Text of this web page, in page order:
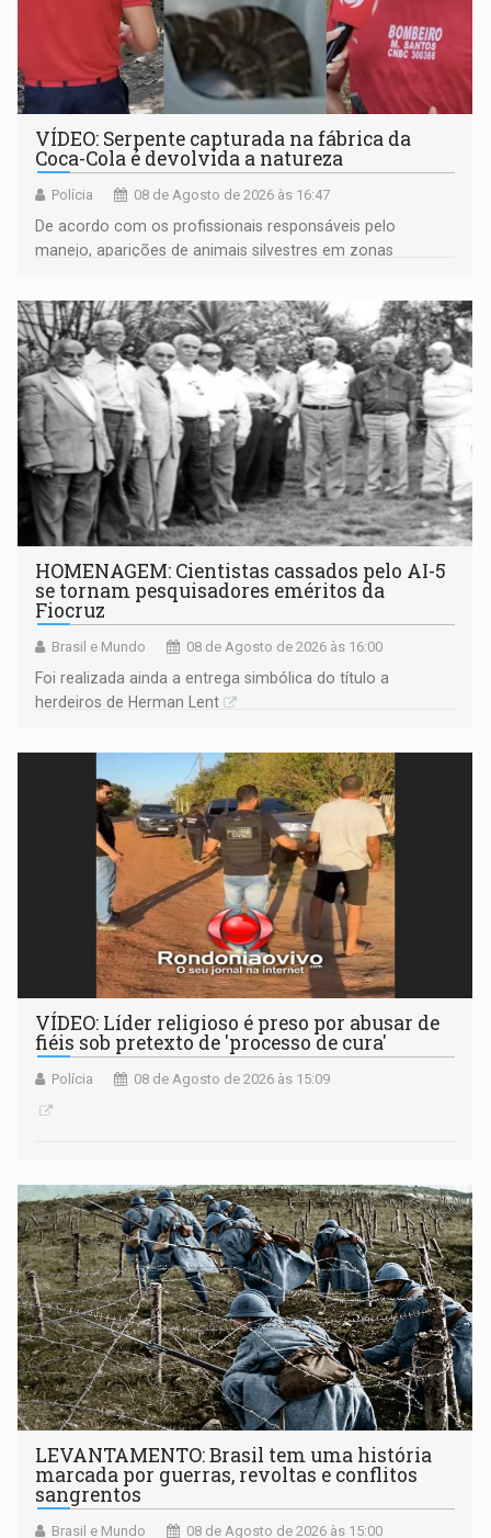
VÍDEO: Serpente capturada na fábrica da
Coca-Cola é devolvida a natureza
Polícia 08 de Agosto de 2026 às 16:47
De acordo com os profissionais responsáveis pelo
manejo, aparições de animais silvestres em zonas
HOMENAGEM: Cientistas cassados pelo AI-5
se tornam pesquisadores eméritos da
Fiocruz
Brasil e Mundo 08 de Agosto de 2026 às 16:00
Foi realizada ainda a entrega simbólica do título a
herdeiros de Herman Lent
VÍDEO: Líder religioso é preso por abusar de
fiéis sob pretexto de 'processo de cura'
Polícia 08 de Agosto de 2026 às 15:09
LEVANTAMENTO: Brasil tem uma história
marcada por guerras, revoltas e conflitos
sangrentos
Brasil e Mundo 08 de Agosto de 2026 às 15:00